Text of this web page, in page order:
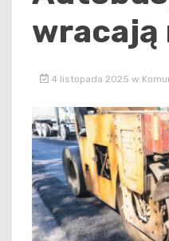
wracają
4 listopada 2025 w